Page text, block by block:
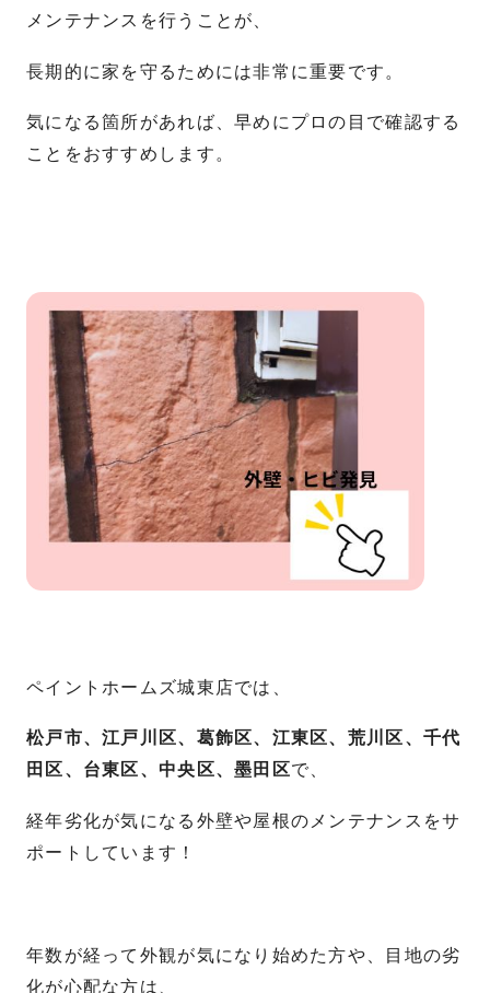
メンテナンスを行うことが、
長期的に家を守るためには非常に重要です。
気になる箇所があれば、早めにプロの目で確認する
ことをおすすめします。
ペイントホームズ城東店では、
松戸市、江戸川区、葛飾区、江東区、荒川区、千代
田区、台東区、中央区、墨田区で、
経年劣化が気になる外壁や屋根のメンテナンスをサ
ポートしています！
年数が経って外観が気になり始めた方や、目地の劣
化が心配な方は、